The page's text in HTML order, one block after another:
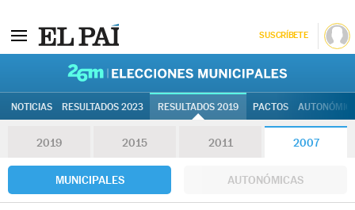
SUSCRÍBETE
NOTICIAS RESULTADOS 2023 RESULTADOS 2019 PACTOS
2019 2015 2011 2007
MUNICIPALES AUTONÓMICAS